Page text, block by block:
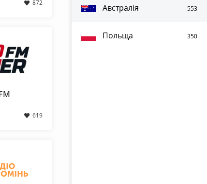
Австралія 553
Польща 350
872
619